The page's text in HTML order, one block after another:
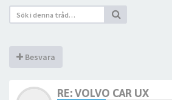
Besvara
RE: VOLVO CAR UX